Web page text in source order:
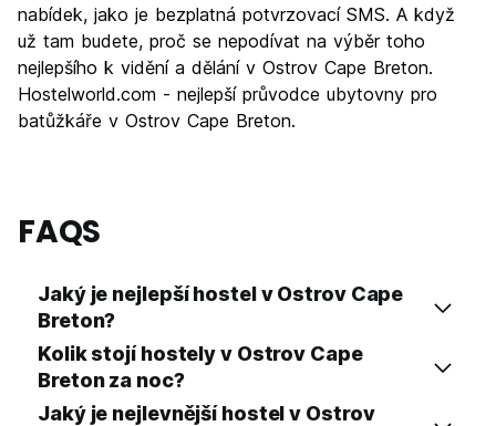
nabídek, jako je bezplatná potvrzovací SMS. A když
už tam budete, proč se nepodívat na výběr toho
nejlepšího k vidění a dělání v Ostrov Cape Breton.
Hostelworld.com - nejlepší průvodce ubytovny pro
batůžkáře v Ostrov Cape Breton.
FAQS
Jaký je nejlepší hostel v Ostrov Cape
Breton?
Kolik stojí hostely v Ostrov Cape
Breton za noc?
Jaký je nejlevnější hostel v Ostrov